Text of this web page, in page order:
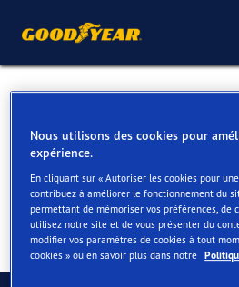
Pneus pour votre
Marco Polo
Nous utilisons des cookies pour
expérience.
En cliquant sur « Autoriser les cookies pour
contribuez à améliorer le fonctionnement du
permettant de mémoriser vos préférences, de
utilisez notre site et de vous présenter du
modifier vos paramètres de cookies à tout
cookies » ou en savoir plus dans notre